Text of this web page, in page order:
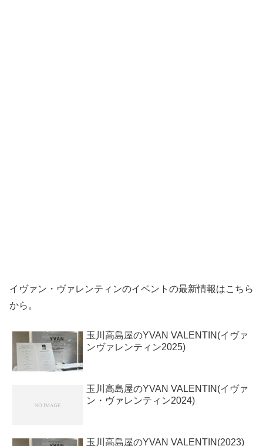
イヴァン・ヴァレンティンのイベントの最新情報はこちら
から。
玉川高島屋のYVAN VALENTIN(イヴァ
ンヴァレンティン2025)
玉川高島屋のYVAN VALENTIN(イヴァ
ン・ヴァレンティン2024)
玉川高島屋のYVAN VALENTIN(2023)